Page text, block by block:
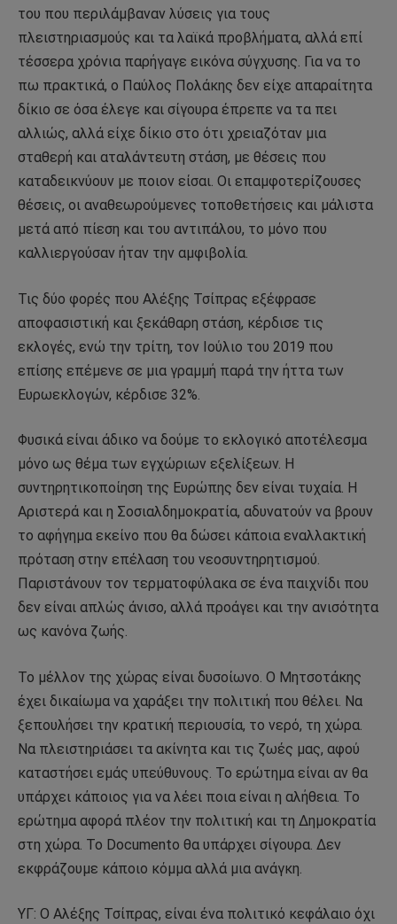
του που περιλάμβαναν λύσεις για τους
πλειστηριασμούς και τα λαϊκά προβλήματα, αλλά επί
τέσσερα χρόνια παρήγαγε εικόνα σύγχυσης. Για να το
πω πρακτικά, ο Παύλος Πολάκης δεν είχε απαραίτητα
δίκιο σε όσα έλεγε και σίγουρα έπρεπε να τα πει
αλλιώς, αλλά είχε δίκιο στο ότι χρειαζόταν μια
σταθερή και αταλάντευτη στάση, με θέσεις που
καταδεικνύουν με ποιον είσαι. Οι επαμφοτερίζουσες
θέσεις, οι αναθεωρούμενες τοποθετήσεις και μάλιστα
μετά από πίεση και του αντιπάλου, το μόνο που
καλλιεργούσαν ήταν την αμφιβολία.
Τις δύο φορές που Αλέξης Τσίπρας εξέφρασε
αποφασιστική και ξεκάθαρη στάση, κέρδισε τις
εκλογές, ενώ την τρίτη, τον Ιούλιο του 2019 που
επίσης επέμενε σε μια γραμμή παρά την ήττα των
Ευρωεκλογών, κέρδισε 32%.
Φυσικά είναι άδικο να δούμε το εκλογικό αποτέλεσμα
μόνο ως θέμα των εγχώριων εξελίξεων. Η
συντηρητικοποίηση της Ευρώπης δεν είναι τυχαία. Η
Αριστερά και η Σοσιαλδημοκρατία, αδυνατούν να βρουν
το αφήγημα εκείνο που θα δώσει κάποια εναλλακτική
πρόταση στην επέλαση του νεοσυντηρητισμού.
Παριστάνουν τον τερματοφύλακα σε ένα παιχνίδι που
δεν είναι απλώς άνισο, αλλά προάγει και την ανισότητα
ως κανόνα ζωής.
Το μέλλον της χώρας είναι δυσοίωνο. Ο Μητσοτάκης
έχει δικαίωμα να χαράξει την πολιτική που θέλει. Να
ξεπουλήσει την κρατική περιουσία, το νερό, τη χώρα.
Να πλειστηριάσει τα ακίνητα και τις ζωές μας, αφού
καταστήσει εμάς υπεύθυνους. Το ερώτημα είναι αν θα
υπάρχει κάποιος για να λέει ποια είναι η αλήθεια. Το
ερώτημα αφορά πλέον την πολιτική και τη Δημοκρατία
στη χώρα. Το Documento θα υπάρχει σίγουρα. Δεν
εκφράζουμε κάποιο κόμμα αλλά μια ανάγκη.
ΥΓ: Ο Αλέξης Τσίπρας, είναι ένα πολιτικό κεφάλαιο όχι